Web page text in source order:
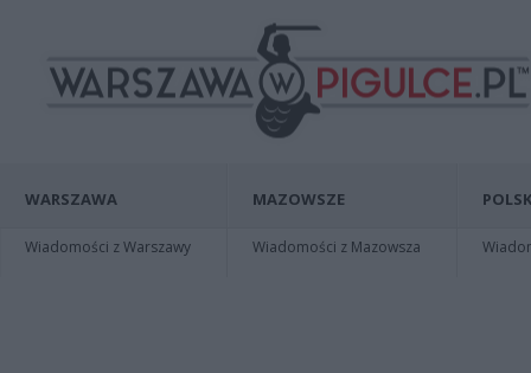
WARSZAWA
Wiadomości z Warszawy
MAZOWSZE
Wiadomości z Mazowsza